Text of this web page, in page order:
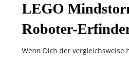
LEGO
Roboter-
Wenn Dich der vergleichsweise